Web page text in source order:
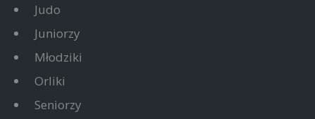
Judo
Juniorzy
Młodziki
Orliki
Seniorzy